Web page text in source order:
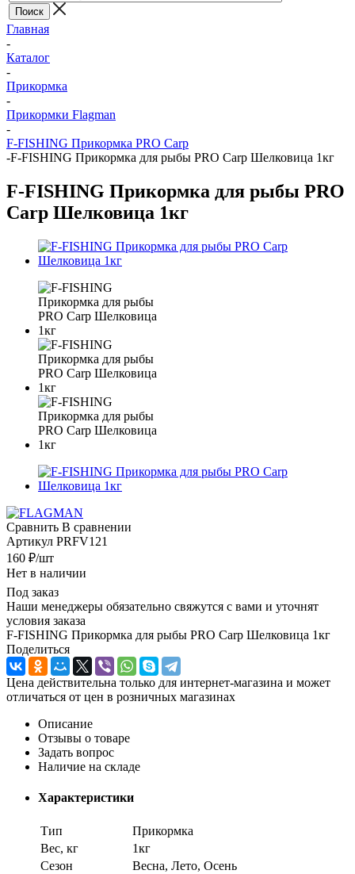
Главная
-
Каталог
-
Прикормка
-
Прикормки Flagman
-
F-FISHING Прикормка PRO Carp
-F-FISHING Прикормка для рыбы PRO Carp Шелковица 1кг
F-FISHING Прикормка для рыбы PRO
Carp Шелковица 1кг
Сравнить В сравнении
Артикул PRFV121
160 ₽/шт
Нет в наличии
Под заказ
Наши менеджеры обязательно свяжутся с вами и уточнят
условия заказа
F-FISHING Прикормка для рыбы PRO Carp Шелковица 1кг
Поделиться
Цена действительна только для интернет-магазина и может
отличаться от цен в розничных магазинах
Описание
Отзывы о товаре
Задать вопрос
Наличие на складе
Характеристики
Тип
Прикормка
Вес, кг
1кг
Сезон
Весна, Лето, Осень